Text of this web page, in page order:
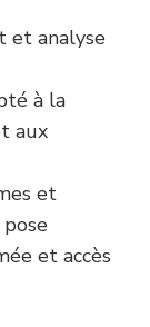
et analyse
à la
aux
et
et accès